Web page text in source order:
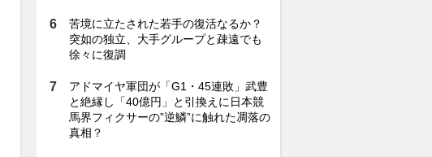
苦境に立たされた若手の復活なるか？
突如の独立、大手グループと疎遠でも
徐々に復調
アドマイヤ軍団が「G1・45連敗」武豊
と絶縁し「40億円」と引換えに日本競
馬界フィクサーの”逆鱗”に触れた凋落の
真相？